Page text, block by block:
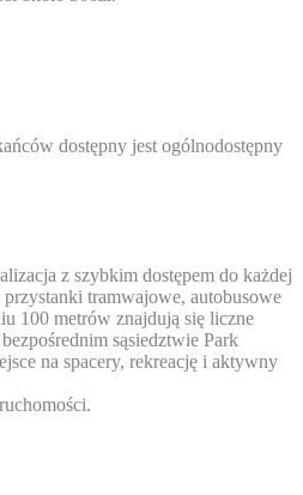
dostępny jest ogólnodostępny
z szybkim dostępem do każdej
tramwajowe, autobusowe
100 metrów znajdują się liczne
sąsiedztwie Park
na spacery, rekreację i aktywny